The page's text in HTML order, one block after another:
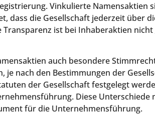
Vinkulierte Namensaktien
dass die Gesellschaft jederzeit über
ist bei Inhaberaktien nicht
auch besondere
nach den Bestimmungen der
der Gesellschaft festgelegt
Diese Unterschiede
für die Unternehmensführung.